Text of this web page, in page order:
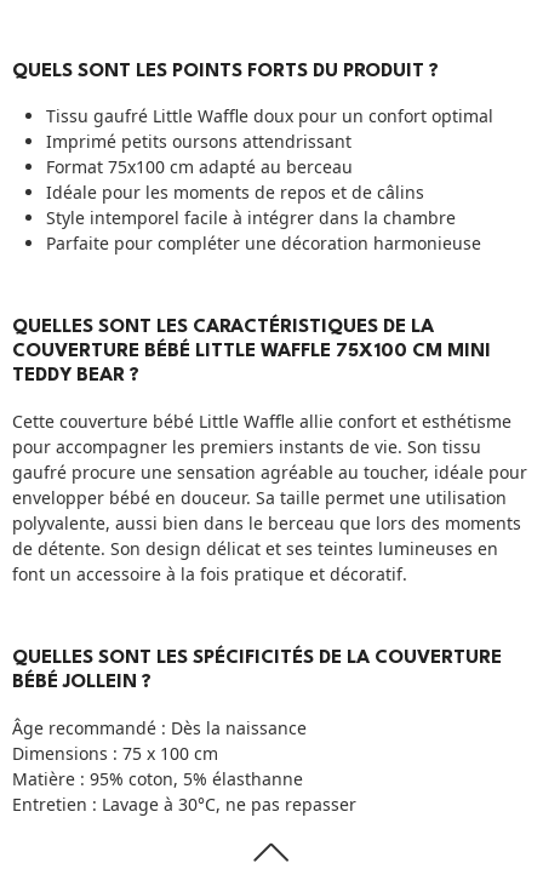
QUELS SONT LES POINTS FORTS DU PRODUIT ?
Tissu gaufré Little Waffle doux pour un confort optimal
Imprimé petits oursons attendrissant
Format 75x100 cm adapté au berceau
Idéale pour les moments de repos et de câlins
Style intemporel facile à intégrer dans la chambre
Parfaite pour compléter une décoration harmonieuse
QUELLES SONT LES CARACTÉRISTIQUES DE LA
COUVERTURE BÉBÉ LITTLE WAFFLE 75X100 CM MINI
TEDDY BEAR ?
Cette couverture bébé Little Waffle allie confort et esthétisme
pour accompagner les premiers instants de vie. Son tissu
gaufré procure une sensation agréable au toucher, idéale pour
envelopper bébé en douceur. Sa taille permet une utilisation
polyvalente, aussi bien dans le berceau que lors des moments
de détente. Son design délicat et ses teintes lumineuses en
font un accessoire à la fois pratique et décoratif.
QUELLES SONT LES SPÉCIFICITÉS DE LA COUVERTURE
BÉBÉ JOLLEIN ?
Âge recommandé : Dès la naissance
Dimensions : 75 x 100 cm
Matière : 95% coton, 5% élasthanne
Entretien : Lavage à 30°C, ne pas repasser